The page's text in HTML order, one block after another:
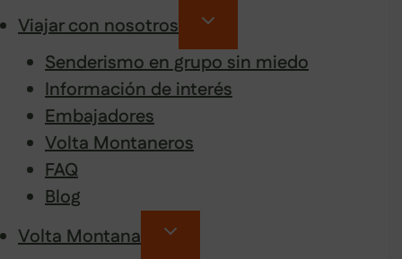
Viajar con nosotros
Senderismo en grupo sin miedo
Información de interés
Embajadores
Volta Montaneros
FAQ
Blog
Volta Montana